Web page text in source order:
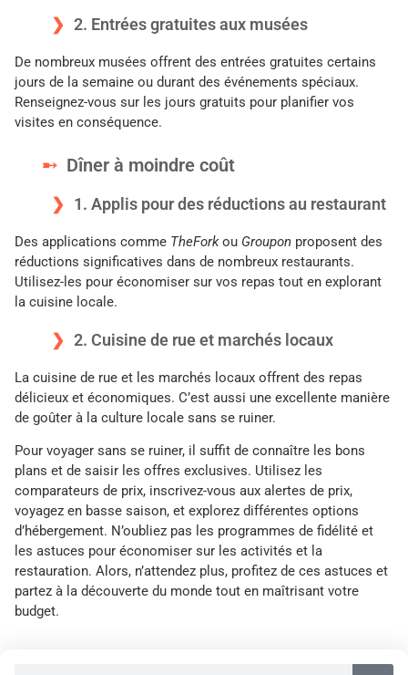
2. Entrées gratuites aux musées
De nombreux musées offrent des entrées gratuites certains
jours de la semaine ou durant des événements spéciaux.
Renseignez-vous sur les jours gratuits pour planifier vos
visites en conséquence.
Dîner à moindre coût
1. Applis pour des réductions au restaurant
Des applications comme TheForkou Groupon proposent des
réductions significatives dans de nombreux restaurants.
Utilisez-les pour économiser sur vos repas tout en explorant
la cuisine locale.
2. Cuisine de rue et marchés locaux
La cuisine de rue et les marchés locaux offrent des repas
délicieux et économiques. C’est aussi une excellente manière
de goûter à la culture locale sans se ruiner.
Pour voyager sans se ruiner, il suffit de connaître les bons
plans et de saisir les offres exclusives. Utilisez les
comparateurs de prix, inscrivez-vous aux alertes de prix,
voyagez en basse saison, et explorez différentes options
d’hébergement. N’oubliez pas les programmes de fidélité et
les astuces pour économiser sur les activités et la
restauration. Alors, n’attendez plus, profitez de ces astuces et
partez à la découverte du monde tout en maîtrisant votre
budget.